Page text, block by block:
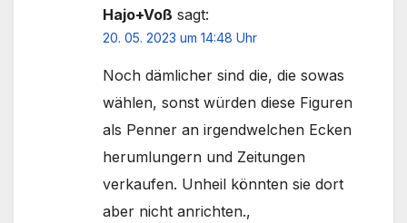
Hajo+Voß sagt:
20. 05. 2023 um 14:48 Uhr
Noch dämlicher sind die, die sowas
wählen, sonst würden diese Figuren
als Penner an irgendwelchen Ecken
herumlungern und Zeitungen
verkaufen. Unheil könnten sie dort
aber nicht anrichten.,